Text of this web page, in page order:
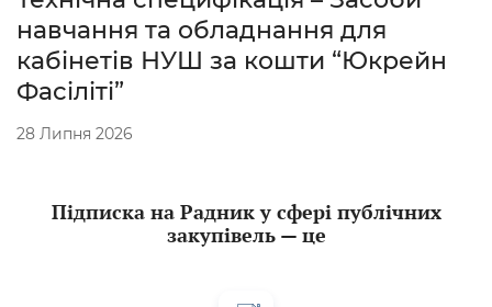
навчання та обладнання для
кабінетів НУШ за кошти “Юкрейн
Фасіліті”
28 Липня 2026
Підписка на Радник у сфері публічних
закупівель — це